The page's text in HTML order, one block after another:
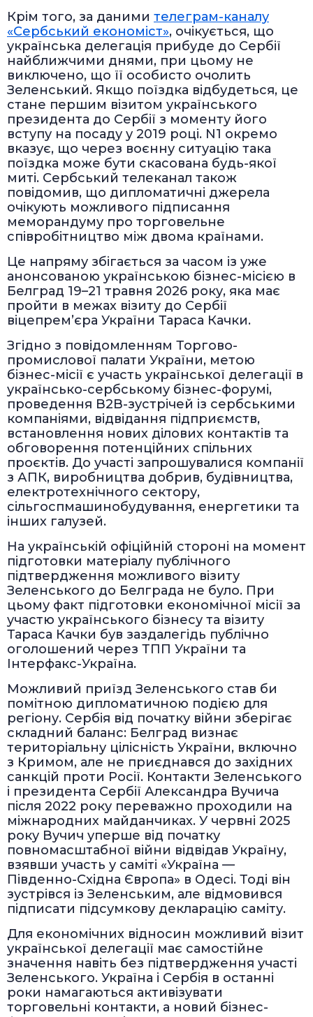
Крім того, за даними телеграм-каналу
«Сербський економіст», очікується, що
українська делегація прибуде до Сербії
найближчими днями, при цьому не
виключено, що її особисто очолить
Зеленський. Якщо поїздка відбудеться, це
стане першим візитом українського
президента до Сербії з моменту його
вступу на посаду у 2019 році. N1 окремо
вказує, що через воєнну ситуацію така
поїздка може бути скасована будь-якої
миті. Сербський телеканал також
повідомив, що дипломатичні джерела
очікують можливого підписання
меморандуму про торговельне
співробітництво між двома країнами.
Це напряму збігається за часом із уже
анонсованою українською бізнес-місією в
Белград 19–21 травня 2026 року, яка має
пройти в межах візиту до Сербії
віцепрем’єра України Тараса Качки.
Згідно з повідомленням Торгово-
промислової палати України, метою
бізнес-місії є участь української делегації в
українсько-сербському бізнес-форумі,
проведення B2B-зустрічей із сербськими
компаніями, відвідання підприємств,
встановлення нових ділових контактів та
обговорення потенційних спільних
проєктів. До участі запрошувалися компанії
з АПК, виробництва добрив, будівництва,
електротехнічного сектору,
сільгоспмашинобудування, енергетики та
інших галузей.
На українській офіційній стороні на момент
підготовки матеріалу публічного
підтвердження можливого візиту
Зеленського до Белграда не було. При
цьому факт підготовки економічної місії за
участю українського бізнесу та візиту
Тараса Качки був заздалегідь публічно
оголошений через ТПП України та
Інтерфакс-Україна.
Можливий приїзд Зеленського став би
помітною дипломатичною подією для
регіону. Сербія від початку війни зберігає
складний баланс: Белград визнає
територіальну цілісність України, включно
з Кримом, але не приєднався до західних
санкцій проти Росії. Контакти Зеленського
і президента Сербії Александра Вучича
після 2022 року переважно проходили на
міжнародних майданчиках. У червні 2025
року Вучич уперше від початку
повномасштабної війни відвідав Україну,
взявши участь у саміті «Україна —
Південно-Східна Європа» в Одесі. Тоді він
зустрівся із Зеленським, але відмовився
підписати підсумкову декларацію саміту.
Для економічних відносин можливий візит
української делегації має самостійне
значення навіть без підтвердження участі
Зеленського. Україна і Сербія в останні
роки намагаються активізувати
торговельні контакти, а новий бізнес-